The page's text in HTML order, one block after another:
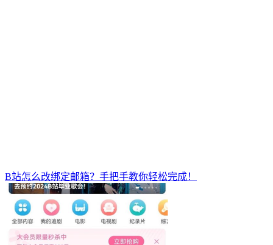
B站怎么改绑定邮箱？手把手教你轻松完成！